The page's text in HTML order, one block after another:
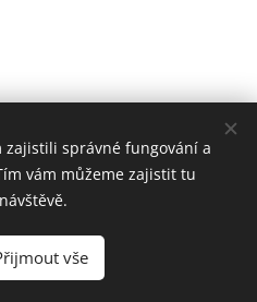
zajistili správné fungování a
vám můžeme zajistit tu
vše